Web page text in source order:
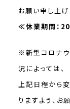
お願い申し上げ
≪休業期間：
※新型コロナ
況によっては、
上記日程から
りますよう、お